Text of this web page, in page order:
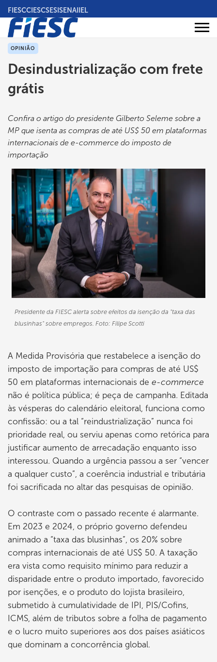
Pular
para
conteúdo
principal
FIESCCIESCSESISENAIIEL
Áreas
OPINIÃO
Desindustrialização com frete
grátis
Confira o artigo do presidente Gilberto Seleme sobre a
MP que isenta as compras de até US$ 50 em plataformas
internacionais de e-commerce do imposto de
importação
Presidente da FIESC alerta sobre efeitos da isenção da "taxa das
blusinhas" sobre empregos. Foto: Filipe Scotti
A Medida Provisória que restabelece a isenção do
imposto de importação para compras de até US$
50 em plataformas internacionais de e-commerce
não é política pública; é peça de campanha. Editada
às vésperas do calendário eleitoral, funciona como
confissão: ou a tal “reindustrialização” nunca foi
prioridade real, ou serviu apenas como retórica para
justificar aumento de arrecadação enquanto isso
interessou. Quando a urgência passou a ser “vencer
a qualquer custo”, a coerência industrial e tributária
foi sacrificada no altar das pesquisas de opinião.
O contraste com o passado recente é alarmante.
Em 2023 e 2024, o próprio governo defendeu
animado a “taxa das blusinhas”, os 20% sobre
compras internacionais de até US$ 50. A taxação
era vista como requisito mínimo para reduzir a
disparidade entre o produto importado, favorecido
por isenções, e o produto do lojista brasileiro,
submetido à cumulatividade de IPI, PIS/Cofins,
ICMS, além de tributos sobre a folha de pagamento
e o lucro muito superiores aos dos países asiáticos
que dominam a concorrência global.